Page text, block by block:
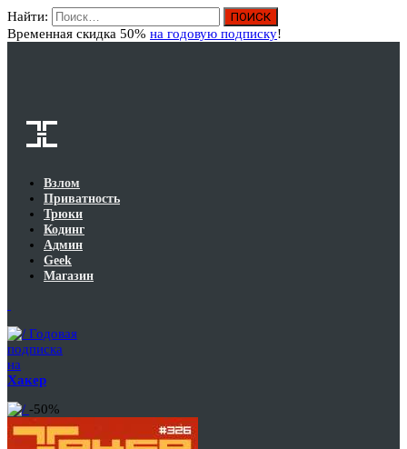
Найти:
Временная скидка 50% на годовую подписку!
Взлом
Приватность
Трюки
Кодинг
Админ
Geek
Магазин
Годовая
подписка
на
Хакер
-50%